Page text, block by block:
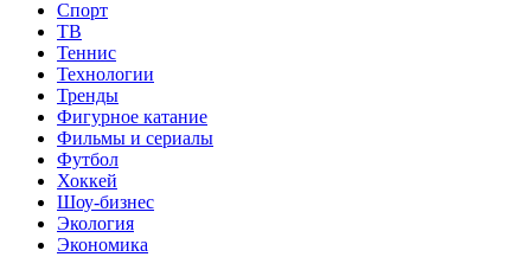
Спорт
ТВ
Теннис
Технологии
Тренды
Фигурное катание
Фильмы и сериалы
Футбол
Хоккей
Шоу-бизнес
Экология
Экономика